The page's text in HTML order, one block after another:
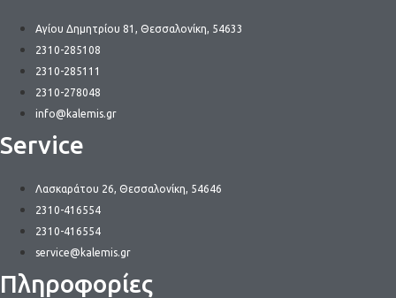
Αγίου Δημητρίου 81, Θεσσαλονίκη, 54633
2310-285108
2310-285111
2310-278048
info@kalemis.gr
Service
Λασκαράτου 26, Θεσσαλονίκη, 54646
2310-416554
2310-416554
service@kalemis.gr
Πληροφορίες